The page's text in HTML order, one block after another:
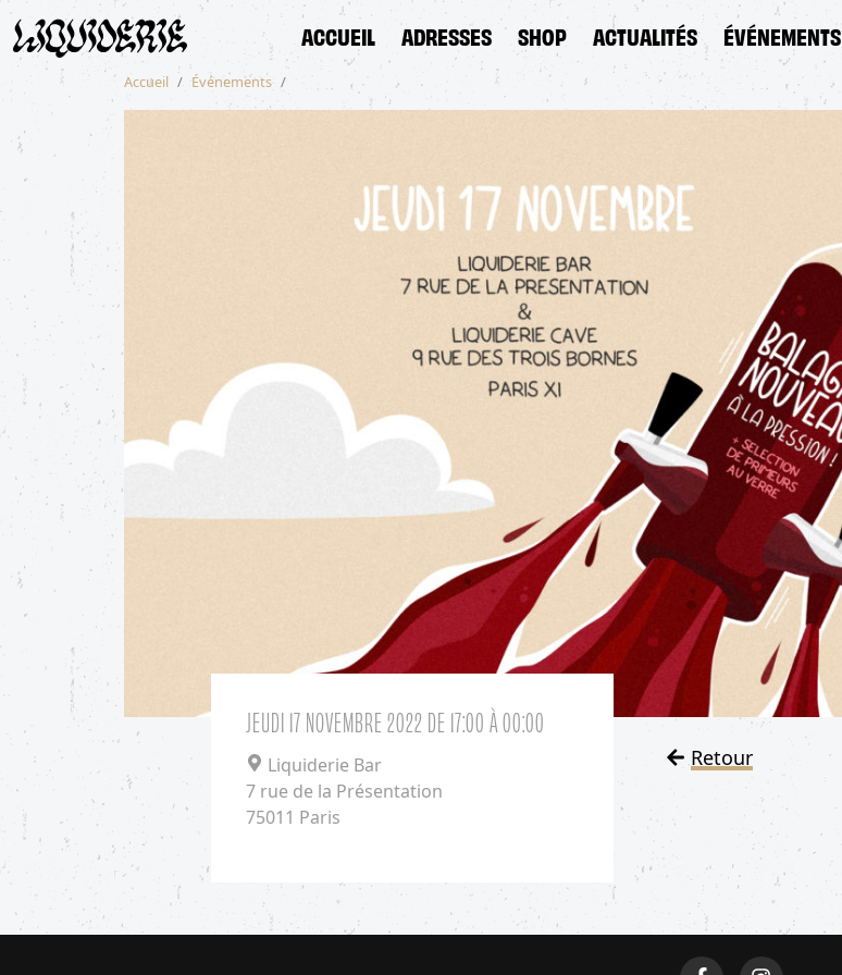
ACCUEIL
ADRESSES
ACTUALITÉS
ÉVÉNEMENTS
MENU
CONTACT
ACCUEIL ADRESSES SHOP ACTUALITÉS ÉVÉNEMENTS
Accueil Événements
JEUDI 17 NOVEMBRE 2022 DE 17:00 À 00:00
Liquiderie Bar
7 rue de la Présentation
75011 Paris
Retour